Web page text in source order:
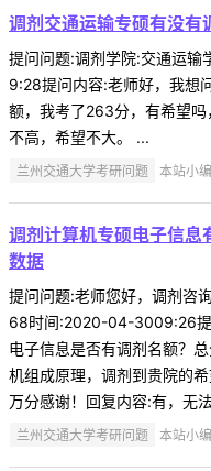
调剂交通运输专硕有没
提问问题:调剂学院:交通运
9:28提问内容:老师好，我想
额，我考了263分，有希望
不高，希望不大。 ...
兰州交通大学考研问题 本站小
调剂计算机专硕电子信
数据
提问问题:老师您好，调剂咨
68时间:2020-04-3009:26提
电子信息是否有调剂名额？
机组成原理，调剂到贵院的
万分感谢！回复内容:有，无
兰州交通大学考研问题 本站小